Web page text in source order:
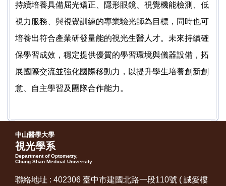
持續培養具備屈光矯正、隱形眼鏡、視覺機能檢測、低
視力服務、與視覺訓練的專業驗光師為目標，同時也可
培養出符合產業研發量能的視光生醫人才。未來持續確
保學習成效，穩定提供優質的學習環境與儀器設備，拓
展國際交流並強化國際移動力，以提升學生培養創新創
意、自主學習及團隊合作能力。
中山醫學大學
視光學系
Department of Optometry,
Chung Shan Medical University
聯絡地址 : 402306 臺中市建國北路一段110號 ( 誠愛樓